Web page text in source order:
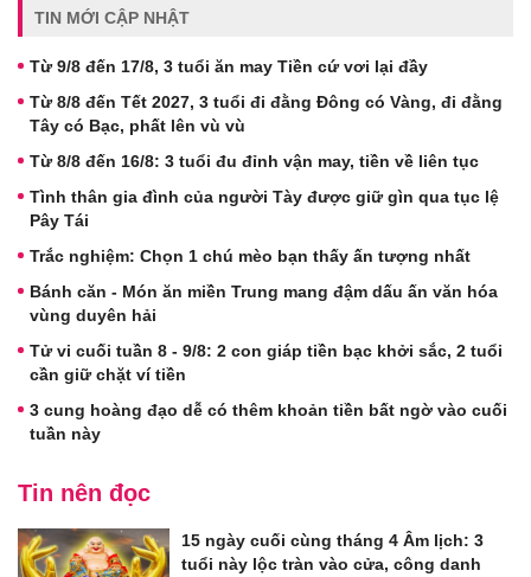
TIN MỚI CẬP NHẬT
Từ 9/8 đến 17/8, 3 tuổi ăn may Tiền cứ vơi lại đầy
Từ 8/8 đến Tết 2027, 3 tuổi đi đằng Đông có Vàng, đi đằng
Tây có Bạc, phất lên vù vù
Từ 8/8 đến 16/8: 3 tuổi đu đỉnh vận may, tiền về liên tục
Tình thân gia đình của người Tày được giữ gìn qua tục lệ
Pây Tái
Trắc nghiệm: Chọn 1 chú mèo bạn thấy ấn tượng nhất
Bánh căn - Món ăn miền Trung mang đậm dấu ấn văn hóa
vùng duyên hải
Tử vi cuối tuần 8 - 9/8: 2 con giáp tiền bạc khởi sắc, 2 tuổi
cần giữ chặt ví tiền
3 cung hoàng đạo dễ có thêm khoản tiền bất ngờ vào cuối
tuần này
Tin nên đọc
15 ngày cuối cùng tháng 4 Âm lịch: 3
tuổi này lộc tràn vào cửa, công danh